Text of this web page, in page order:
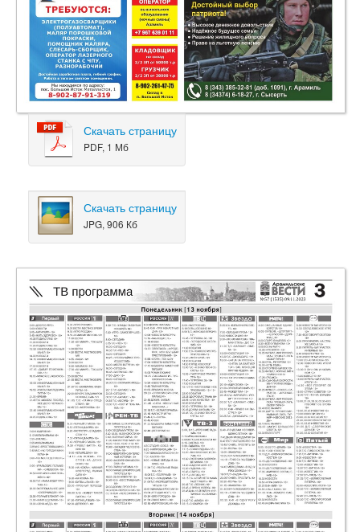
Скачать страницу
PDF, 1 Мб
Скачать страницу
JPG, 906 Кб